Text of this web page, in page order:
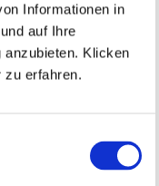
Informationen in
auf Ihre
anzubieten. Klicken
zu erfahren.
TRAINING